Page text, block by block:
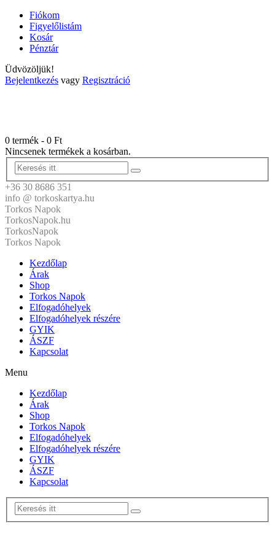
Fiókom
Figyelőlistám
Kosár
Pénztár
Üdvözöljük!
Bejelentkezés vagy Regisztráció
0 termék - 0 Ft
Nincsenek termékek a kosárban.
+36 30 8686 351
info @ torkoskartya.hu
Torkos Napok
TorkosNapok.hu
TorkosNapok
Torkos Napok
Kezdőlap
Árak
Shop
Torkos Napok
Elfogadóhelyek
Elfogadóhelyek részére
GYIK
ÁSZF
Kapcsolat
Menu
Kezdőlap
Árak
Shop
Torkos Napok
Elfogadóhelyek
Elfogadóhelyek részére
GYIK
ÁSZF
Kapcsolat